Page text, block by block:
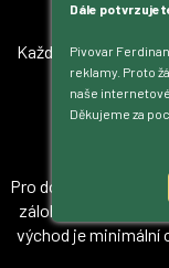
Dále potvrzujete
Pivovar
reklamy. Proto
naše
Děkujeme za
Každou středu
Pro dopravu zdarma
zálohy na obaly).
východ je minimální